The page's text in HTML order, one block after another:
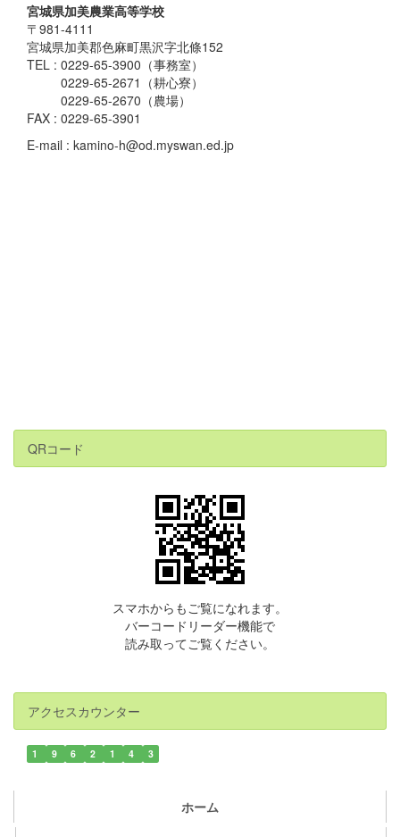
宮城県加美農業高等学校
〒981-4111
宮城県加美郡色麻町黒沢字北條152
TEL : 0229-65-3900（事務室）
0229-65-2671（耕心寮）
0229-65-2670（農場）
FAX : 0229-65-3901
E-mail : kamino-h@od.myswan.ed.jp
QRコード
スマホからもご覧になれます。
バーコードリーダー機能で
読み取ってご覧ください。
アクセスカウンター
1 9 6 2 1 4 3
ホーム